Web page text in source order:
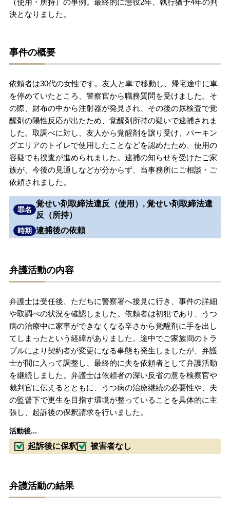
解決実績
ご依頼者からのお手紙
無料相談の口コミ評判
刑事事件について 知りたい方
（使用・所持）の事例。最終的に懲役2年、執行猶予4年の判
決となりました。
事件の概要
依頼者は30代の女性です。友人と車で移動し、帰宅途中に車
を停めていたところ、警察官から職務質問を受けました。そ
の際、財布の中から注射器が発見され、その後の尿検査で覚
醒剤の陽性反応が出たため、覚醒剤所持の疑いで逮捕されま
した。取調べに対し、友人から覚醒剤を譲り受け、パーキン
グエリアのトイレで使用したことなどを認めたため、使用の
容疑でも捜査が進められました。逮捕の知らせを受けたご家
族が、今後の見通しなどが分からず、当事務所にご相談・ご
依頼されました。
罪名
覚せい剤取締法違反（使用）, 覚せい剤取締法違
反（所持）
時期 逮捕後の依頼
弁護活動の内容
弁護士は受任後、ただちに警察署へ接見に行き、事件の詳細
や取調べの状況を確認しました。依頼者は初犯であり、うつ
病の治療中に家事ができなくなる辛さから覚醒剤に手を出し
てしまったという経緯がありました。途中でご家族間のトラ
ブルにより契約者が変更になる事態も発生しましたが、弁護
士が間に入って調整し、最終的に夫を依頼者として弁護活動
を継続しました。弁護士は依頼者の深い反省の意を検察官や
裁判官に伝えるとともに、うつ病の治療継続の必要性や、夫
の監督下で更生を目指す環境が整っていることを具体的に主
張し、起訴後の保釈請求を行いました。
活動後...
起訴後に保釈 被害者なし
弁護活動の結果